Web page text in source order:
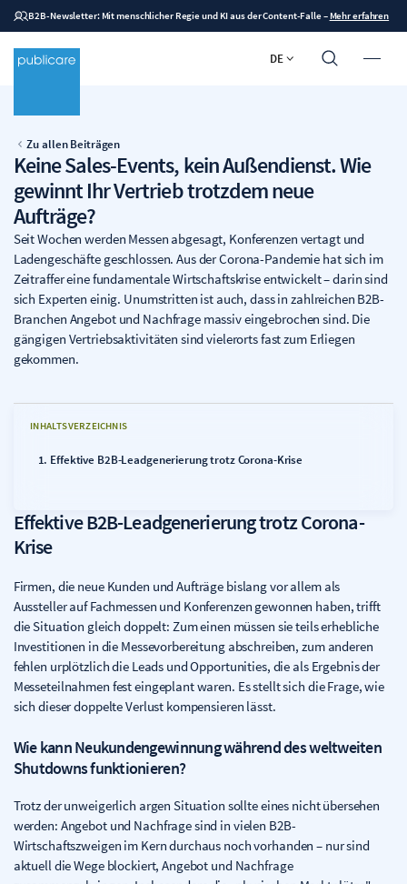
B2B-Newsletter: Mit menschlicher Regie und KI aus der Content-Falle– Mehr erfahren
DE
Zu allen Beiträgen
Keine Sales-Events, kein Außendienst. Wie
gewinnt Ihr Vertrieb trotzdem neue
Aufträge?
Seit Wochen werden Messen abgesagt, Konferenzen vertagt und
Ladengeschäfte geschlossen. Aus der Corona-Pandemie hat sich im
Zeitraffer eine fundamentale Wirtschaftskrise entwickelt – darin sind
sich Experten einig. Unumstritten ist auch, dass in zahlreichen B2B-
Branchen Angebot und Nachfrage massiv eingebrochen sind. Die
gängigen Vertriebsaktivitäten sind vielerorts fast zum Erliegen
gekommen.
Effektive B2B-Leadgenerierung trotz Corona-
Krise
Firmen, die neue Kunden und Aufträge bislang vor allem als
Aussteller auf Fachmessen und Konferenzen gewonnen haben, trifft
die Situation gleich doppelt: Zum einen müssen sie teils erhebliche
Investitionen in die Messevorbereitung abschreiben, zum anderen
fehlen urplötzlich die Leads und Opportunities, die als Ergebnis der
Messeteilnahmen fest eingeplant waren. Es stellt sich die Frage, wie
sich dieser doppelte Verlust kompensieren lässt.
Wie kann Neukundengewinnung während des weltweiten
Shutdowns funktionieren?
Trotz der unweigerlich argen Situation sollte eines nicht übersehen
werden: Angebot und Nachfrage sind in vielen B2B-
Wirtschaftszweigen im Kern durchaus noch vorhanden – nur sind
aktuell die Wege blockiert, Angebot und Nachfrage
INHALTSVERZEICHNIS
Effektive B2B-Leadgenerierung trotz Corona-Krise